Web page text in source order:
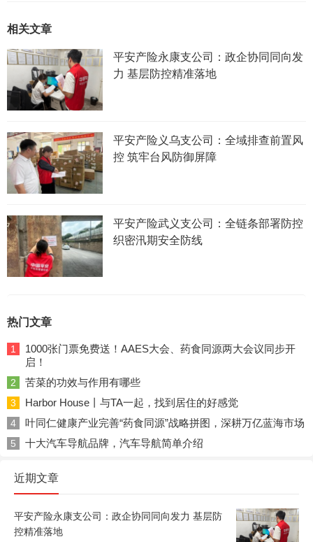
相关文章
平安产险永康支公司：政企协同同向发
力 基层防控精准落地
平安产险义乌支公司：全域排查前置风
控 筑牢台风防御屏障
平安产险武义支公司：全链条部署防控
织密汛期安全防线
热门文章
1
1000张门票免费送！AAES大会、药食同源两大会议同步开
启！
2 苦菜的功效与作用有哪些
3 Harbor House丨与TA一起，找到居住的好感觉
4 叶同仁健康产业完善“药食同源”战略拼图，深耕万亿蓝海市场
5 十大汽车导航品牌，汽车导航简单介绍
近期文章
平安产险永康支公司：政企协同同向发力 基层防
控精准落地